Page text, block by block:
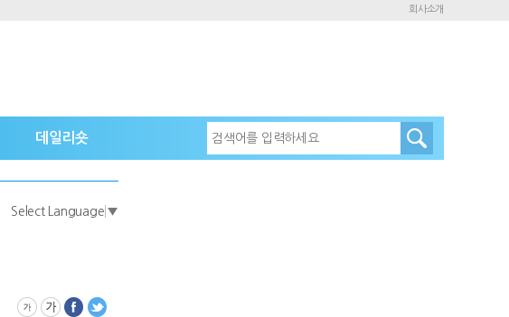
회사소개
데일리숏
Select Language ▼